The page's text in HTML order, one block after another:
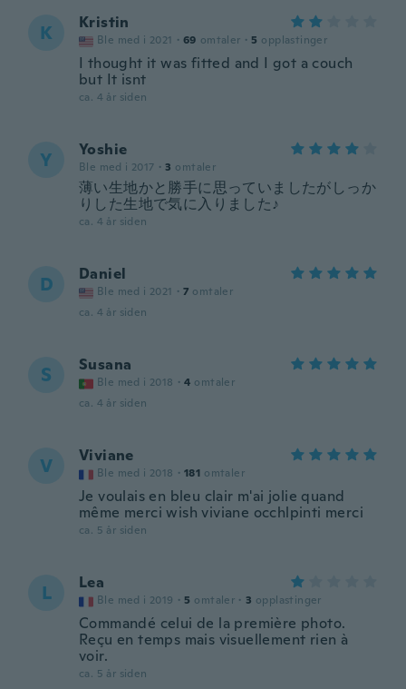
K Kristin
Ble med i 2021 · 69 omtaler · 5 opplastinger
I thought it was fitted and I got a couch
but It isnt
ca. 4 år siden
Y Yoshie
Ble med i 2017 · 3 omtaler
薄い生地かと勝手に思っていましたがしっか
りした生地で気に入りました♪
ca. 4 år siden
D Daniel
Ble med i 2021 · 7 omtaler
ca. 4 år siden
S Susana
Ble med i 2018 · 4 omtaler
ca. 4 år siden
V Viviane
Ble med i 2018 · 181 omtaler
Je voulais en bleu clair m'ai jolie quand
même merci wish viviane occhlpinti merci
ca. 5 år siden
L Lea
Ble med i 2019 · 5 omtaler · 3 opplastinger
Commandé celui de la première photo.
Reçu en temps mais visuellement rien à
voir.
ca. 5 år siden